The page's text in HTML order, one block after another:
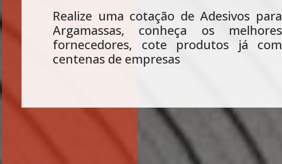
Realize agora uma cotação de
Argamassas Baritadas, conheça os
melhores fornecedores, cote produtos
já com centenas de empresas